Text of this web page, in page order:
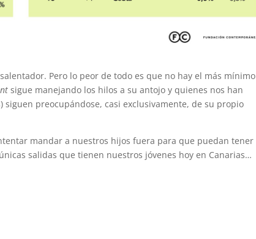
Pero lo peor de todo es que no hay el más mínimo
sigue manejando los hilos a su antojo y quienes nos han
preocupándose, casi exclusivamente, de su propio
mandar a nuestros hijos fuera para que puedan tener
salidas que tienen nuestros jóvenes hoy en Canarias…